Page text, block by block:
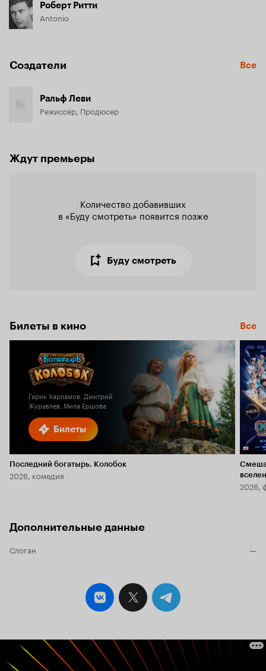
Роберт Ритти
Antonio
Создатели Все
Ральф Леви
Режиссёр, Продюсер
Ждут премьеры
Количество добавивших
в «Буду смотреть» появится позже
Буду смотреть
Билеты в кино Все
Билеты
Гарик Харламов, Дмитрий
Журавлев, Мила Ершова
Последний богатырь. Колобок
2026, комедия
2026,
Дополнительные данные
Слоган —